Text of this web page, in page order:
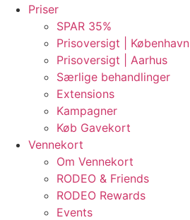
Priser
SPAR 35%
Prisoversigt | København
Prisoversigt | Aarhus
Særlige behandlinger
Extensions
Kampagner
Køb Gavekort
Vennekort
Om Vennekort
RODEO & Friends
RODEO Rewards
Events